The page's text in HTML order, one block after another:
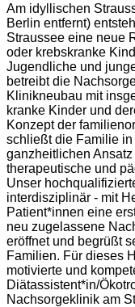
Am idyllischen
Berlin entfernt)
Straussee eine neue
oder krebskranke
Jugendliche und
betreibt die
Klinikneubau mit
kranke Kinder und
Konzept der
schließt die Familie
ganzheitlichen
therapeutische und
Unser
interdisziplinär - mit
Patient*innen eine
neu zugelassene
eröffnet und begrüßt
Familien. Für dieses
motivierte und
Diätassistent*in/
Nachsorgeklinik am